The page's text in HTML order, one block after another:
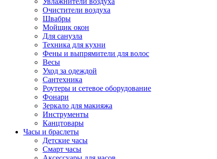
Очистители воздуха
Швабры
Мойщик окон
Для санузла
Техника для кухни
Фены и выпрямители для волос
Весы
Уход за одеждой
Сантехника
Роутеры и сетевое оборудование
Фонари
Зеркало для макияжа
Инструменты
Канцтовары
Часы и браслеты
Детские часы
Смарт часы